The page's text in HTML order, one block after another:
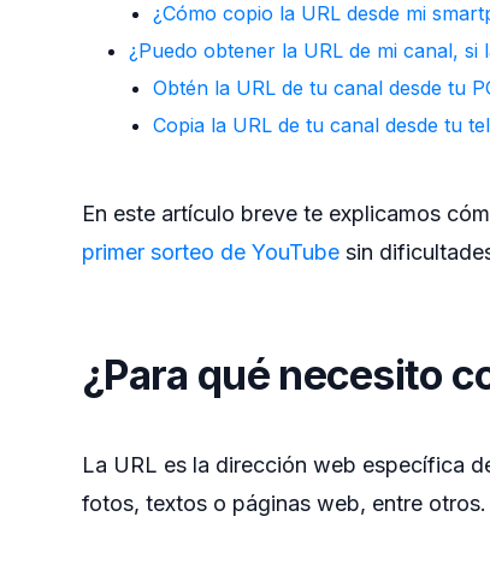
¿Cómo copio la URL desde mi
¿Puedo obtener la URL de mi canal, si
Obtén la URL de tu canal desde tu
Copia la URL de tu canal desde tu
En este artículo breve te explicamos
primer sorteo de YouTube sin
¿Para qué necesito
La URL es la dirección web específica
fotos, textos o páginas web, entre otros.